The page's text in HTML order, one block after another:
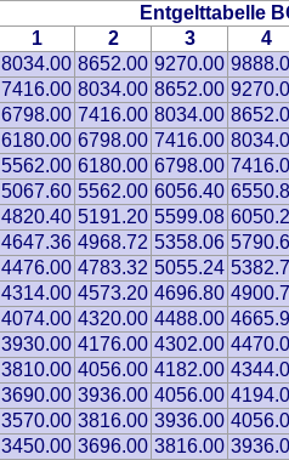
Entgelttabelle
1 2 3 4
8034.00 8652.00 9270.00
7416.00 8034.00 8652.00
6798.00 7416.00 8034.00
6180.00 6798.00 7416.00
5562.00 6180.00 6798.00
5067.60 5562.00 6056.40
4820.40 5191.20 5599.08
4647.36 4968.72 5358.06
4476.00 4783.32 5055.24
4314.00 4573.20 4696.80
4074.00 4320.00 4488.00
3930.00 4176.00 4302.00
3810.00 4056.00 4182.00
3690.00 3936.00 4056.00
3570.00 3816.00 3936.00
3450.00 3696.00 3816.00